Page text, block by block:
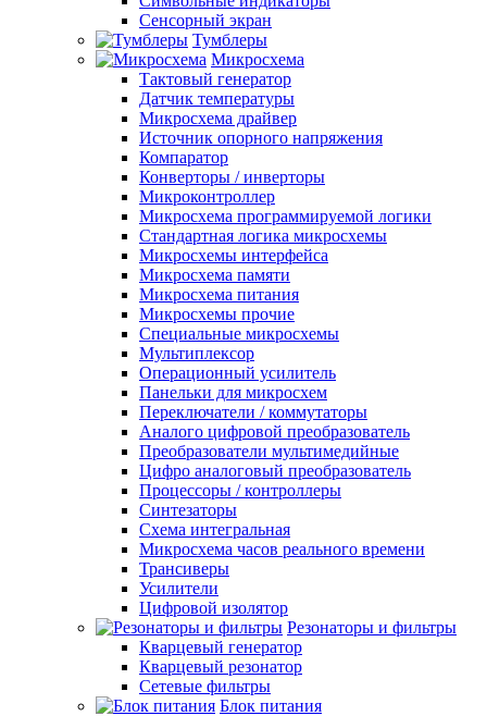
Сенсорный экран
Тумблеры
Микросхема
Тактовый генератор
Датчик температуры
Микросхема драйвер
Источник опорного напряжения
Компаратор
Конверторы / инверторы
Микроконтроллер
Микросхема программируемой логики
Стандартная логика микросхемы
Микросхемы интерфейса
Микросхема памяти
Микросхема питания
Микросхемы прочие
Специальные микросхемы
Мультиплексор
Операционный усилитель
Панельки для микросхем
Переключатели / коммутаторы
Аналого цифровой преобразователь
Преобразователи мультимедийные
Цифро аналоговый преобразователь
Процессоры / контроллеры
Синтезаторы
Схема интегральная
Микросхема часов реального времени
Трансиверы
Усилители
Цифровой изолятор
Резонаторы и фильтры
Кварцевый генератор
Кварцевый резонатор
Сетевые фильтры
Блок питания